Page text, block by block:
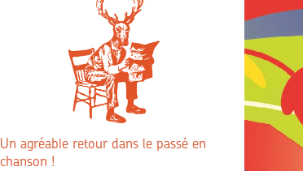
Un agréable retour dans le passé en
chanson !